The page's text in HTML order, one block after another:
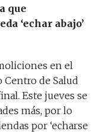
que
‘echar abajo’
en el
de Salud
Este jueves se
más, por lo
por ‘echarse